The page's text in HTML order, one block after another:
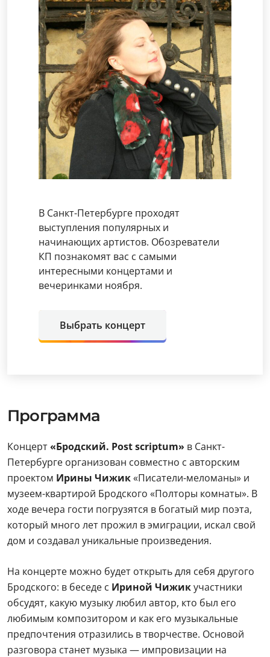
В Санкт-Петербурге проходят
выступления популярных и
начинающих артистов. Обозреватели
КП познакомят вас с самыми
интересными концертами и
вечеринками ноября.
Выбрать концерт
Программа
Концерт«Бродский. Post scriptum» в Санкт-
Петербурге организован совместно с авторским
проектом Ирины Чижик«Писатели-меломаны» и
музеем-квартирой Бродского «Полторы комнаты». В
ходе вечера гости погрузятся в богатый мир поэта,
который много лет прожил в эмиграции, искал свой
дом и создавал уникальные произведения.
На концерте можно будет открыть для себя другого
Бродского: в беседе с Ириной Чижикучастники
обсудят, какую музыку любил автор, кто был его
любимым композитором и как его музыкальные
предпочтения отразились в творчестве. Основой
разговора станет музыка — импровизации на